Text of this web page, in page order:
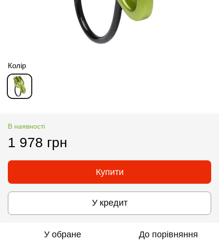
Колір
В наявності
1 978 грн
Купити
У кредит
У обране До порівняння